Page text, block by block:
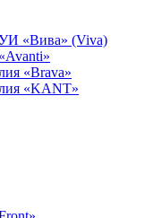
«Вива» (Viva)
«Brava»
«KANT»